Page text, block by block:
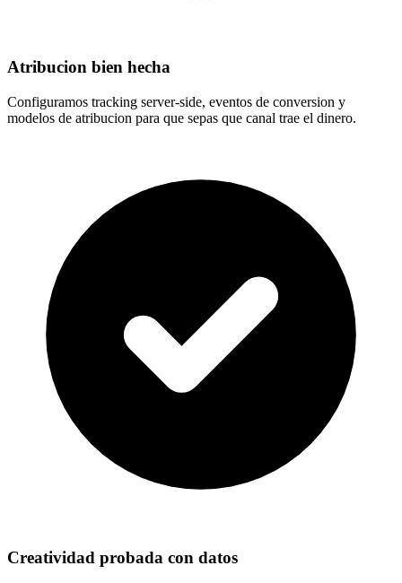
Atribucion bien hecha
Configuramos tracking server-side, eventos de conversion y
modelos de atribucion para que sepas que canal trae el dinero.
Creatividad probada con datos